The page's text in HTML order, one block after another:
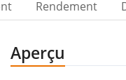
Rendement
Aperçu